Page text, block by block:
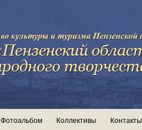
Фотоальбом Коллективы Контакты